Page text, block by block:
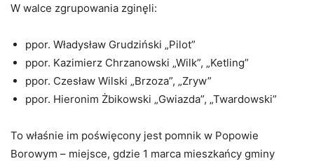
W walce zgrupowania zginęli:
ppor. Władysław Grudziński „Pilot”
ppor. Kazimierz Chrzanowski „Wilk”, „Ketling”
ppor. Czesław Wilski „Brzoza”, „Zryw”
ppor. Hieronim Żbikowski „Gwiazda”, „Twardowski”
To właśnie im poświęcony jest pomnik w Popowie
Borowym – miejsce, gdzie 1 marca mieszkańcy gminy